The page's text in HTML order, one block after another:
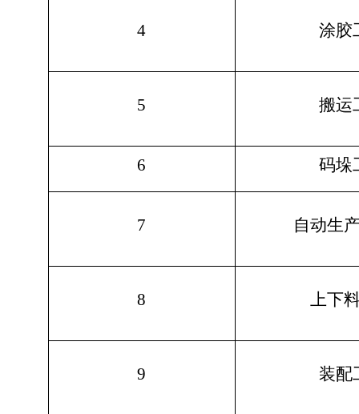
4 涂胶
5 搬运
6 码垛
7 自动生
8 上下
9 装配